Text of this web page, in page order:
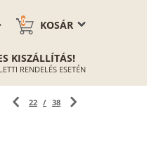
KOSÁR
0
KISZÁLLÍTÁS!
RENDELÉS ESETÉN
22 / 38